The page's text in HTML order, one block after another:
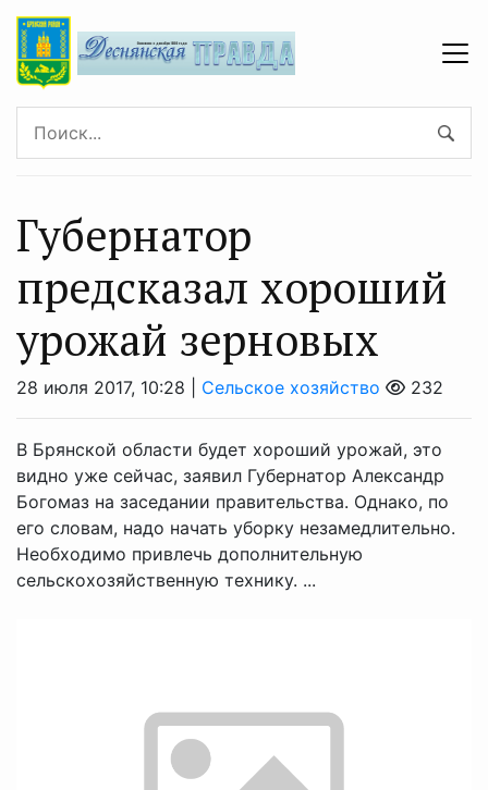
Губернатор
предсказал хороший
урожай зерновых
28 июля 2017, 10:28 | Сельское хозяйство 232
В Брянской области будет хороший урожай, это
видно уже сейчас, заявил Губернатор Александр
Богомаз на заседании правительства. Однако, по
его словам, надо начать уборку незамедлительно.
Необходимо привлечь дополнительную
сельскохозяйственную технику. ...